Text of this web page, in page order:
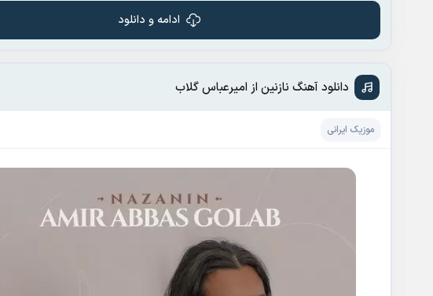
ادامه و دانلود
دانلود آهنگ نازنین از امیرعباس گلاب
موزیک ایرانی